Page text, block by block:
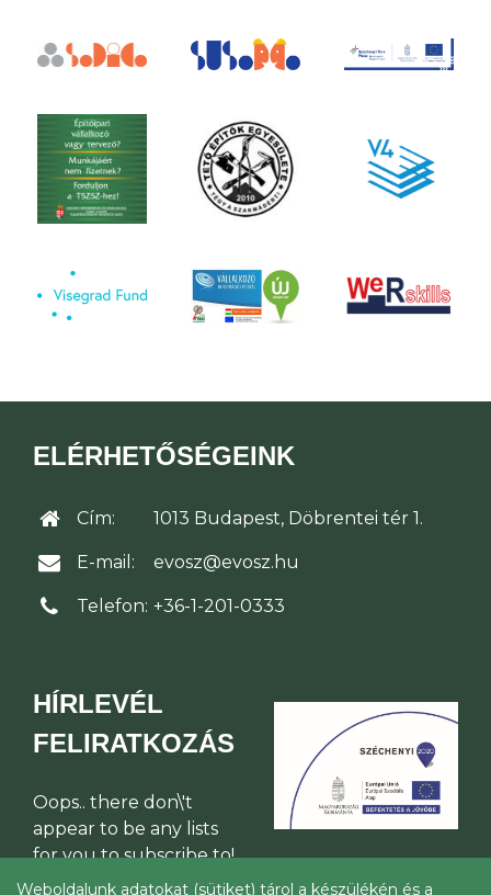
ELÉRHETŐSÉGEINK
Cím: 1013 Budapest, Döbrentei tér 1.
E-mail: evosz@evosz.hu
Telefon: +36-1-201-0333
HÍRLEVÉL
FELIRATKOZÁS
Oops.. there don\'t
appear to be any lists
for you to subscribe to!
Weboldalunk adatokat (sütiket) tárol a készülékén és a